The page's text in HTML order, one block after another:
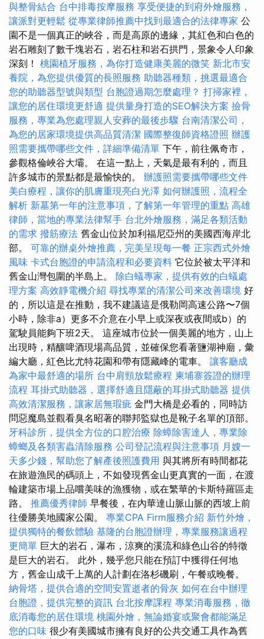
與整骨結合 台中排毒按摩服務 享受便捷的到府外燴服務，
讓派對更輕鬆 從專業律師推薦中找到最適合的法律專家 公
園不是一個真正的峽谷，而是高原的邊緣，其紅色和白色的
岩石雕刻了數千塊岩石，岩石柱和岩石拱門，景象令人印象
深刻！ 桃園植牙服務，為你打造健康美麗的微笑 新北市安
養院，為您提供優質的長照服務 助聽器種類，挑選最適合
您的助聽器型號與類型 台胞證過期怎麼處理？ 打掃家裡，
讓您的居住環境更舒適 提供量身打造的SEO解決方案 撿骨
服務，專業為您處理親人安葬的最後步驟 台南清潔公司，
為您的居家環境提供高品質清潔 國際整復師資格證照 辦護
照需要攜帶哪些文件，詳細準備清單 下午，前往佩奇市，
參觀格倫峽谷大壩。 在這一點上，天氣是最有利的，而且
許多城市的景點都是最愉快的。 辦護照需要攜帶哪些文件
美白療程，讓你的肌膚重現亮白光澤 如何辦護照，流程全
解析 新墓第一年的注意事項，了解第一年管理的重點 高雄
律師，當地的專業法律幫手 台北外燴服務，滿足各類活動
的需求 撥筋療法 舊金山位於加利福尼亞州的美國西海岸北
部。 可靠的辦桌外燴推薦，完美呈現每一餐 正宗西式外燴
風味 卡式台胞證的申請流程和必要資料 它位於被太平洋和
舊金山灣包圍的半島上。 除白蟻專家，提供有效的白蟻處
理方案 高效靜電機介紹 尋找專業的清潔公司來改善環境 好
的，所以這是在推動，我不建議這是俄勒岡高速公路〜7個
小時，除非a）更多不介意在小早上或深夜或夜間或b）的
駕駛員能夠下班2天。 這座城市位於一個美麗的地方，山上
出現時，精釀啤酒現場高品質，並確保您看著鹽湖神廟，彙
編大廳，紅色比尤特花園和帶有隱藏峰的電車。 讓客廳成
為家中最舒適的場所 台中肩頸放鬆療程 柬埔寨簽證的辦理
流程 耳掛式助聽器，選擇舒適且隱蔽的耳掛式助聽器 提供
高效清潔服務，讓家居無瑕疵 金門大橋是必看的，同時訪
問惡魔島並觀看臭名昭著的聯邦監獄也是靴子名單的頂部。
牙科診所，提供全方位的口腔治療 除蟑除害達人，專業除
蟑螂及各類害蟲清除服務 公司登記流程與注意事項 月嫂一
天多少錢，幫助您了解產後照護費用 與其將所有時間都花
在旅遊漁民的碼頭上，不如發現舊金山更真實的一面，在渡
輪建築市場上品嚐美味的漁獲物，或在繁華的卡斯特羅區走
路。 推薦優秀律師 早餐後，在內華達山脈山脈的西坡上前
往優勝美地國家公園。 專業CPA Firm服務介紹 新竹外燴，
提供獨特的餐飲體驗 基隆的台胞證辦理，專業服務讓過程
更簡單 巨大的岩石，瀑布，涼爽的溪流和綠色山谷的特徵
是巨大的岩石。 此外，幾乎您只能在預訂中獲得任何地
方，舊金山成千上萬的人計劃在洛杉磯刷，午餐或晚餐。
納骨塔，提供合適的空間安置逝者的骨灰 如何在台中辦理
台胞證，提供完整的資訊 台北按摩課程 專業消毒服務，徹
底消毒您的居住環境 桃園外燴，無論婚宴或聚會都能滿足
您的口味 很少有美國城市擁有良好的公共交通工具作為舊